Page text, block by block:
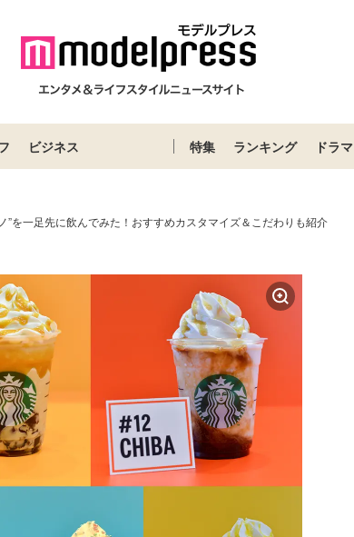
ビジネス 特集 ランキング ドラマ
”を一足先に飲んでみた！おすすめカスタマイズ＆こだわりも紹介